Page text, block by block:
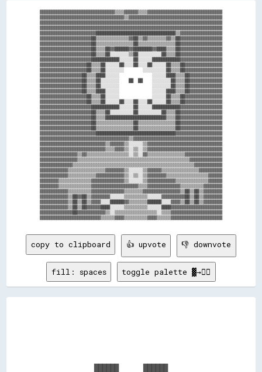
▓▓▓▓▓▓▓▓▓▓▓▓▓▓▓▓▓▓▓▓▓▓▓▓▓▓▓▓▓▓▓▓▒▒▒▒▓▓▓▓▓▓▒▒▒▒▓▓▓▓▓▓▓▓▓▓▓▓▓▓▓▓▓▓▓▓▓▓▓▓▓▓▓▓▓▓▓▓
▓▓▓▓▓▓▓▓▓▓▓▓▓▓▓▓▓▓▓▓▓▓▓▓▓▓▓▓▓▓▓▓▓▓▓▓▒▒▓▓▓▓▓▓▓▓▓▓▓▓▓▓▓▓▓▓▓▓▓▓▓▓▓▓▓▓▓▓▓▓▓▓▓▓▓▓▓▓
▓▓▓▓▓▓▓▓▓▓▓▓▓▓▓▓▓▓▓▓▓▓▓▓██████████████████████████████████▒▒▓▓▓▓▓▓▓▓▓▓▓▓▓▓▓▓▓▓
▓▓▓▓▓▓▓▓▓▓▓▓▓▓▓▓▓▓▓▓▓▓██▒▒▒▒▒▒▒▒▒▒▒▒▒▒▓▓██▒▒▓▓▒▒▒▒▒▒▒▒▓▓▒▒██▓▓▓▓▓▓▓▓▓▓▓▓▓▓▓▓▓▓
▓▓▓▓▓▓▓▓▓▓▓▓▓▓▓▓▓▓▓▓▓▓██▒▒▒▒▒▒▒▒▒▒▒▒▒▒▒▒██▒▒▒▒▒▒▒▒▒▒▒▒▒▒▒▒██▓▓▓▓▓▓▓▓▓▓▓▓▓▓▓▓▓▓
▓▓▓▓▓▓▓▓▓▓▓▓▓▓▓▓▓▓▓▓▓▓██▒▒▒▒██▓▓██████▓▓████████▓▓████▒▒▒▒██▓▓▓▓▓▓▓▓▓▓▓▓▓▓▓▓▓▓
▓▓▓▓▓▓▓▓▓▓▓▓▓▓▓▓▓▓▓▓▓▓██▒▒▒▒██░░░░░░░░▒▒██░░░░░░░░░░██▒▒▒▒██▓▓▓▓▓▓▓▓▓▓▓▓▓▓▓▓▓▓
▓▓▓▓▓▓▓▓▓▓▓▓▓▓▓▓▓▓▓▓██▒▒▒▒██░░░░░░██░░░░██░░░░██░░░░░░██▒▒▒▒██▓▓▓▓▓▓▓▓▓▓▓▓▓▓▓▓
▓▓▓▓▓▓▓▓▓▓▓▓▓▓▓▓▓▓▓▓██▒▒▒▒██░░░░░░░░        ░░░░░░░░░░██▒▒▒▒██▓▓▓▓▓▓▓▓▓▓▓▓▓▓▓▓
▓▓▓▓▓▓▓▓▓▓▓▓▓▓▓▓▓▓██▒▒▒▒████░░░░░░              ░░░░░░████▒▒▒▒██▓▓▓▓▓▓▓▓▓▓▓▓▓▓
▓▓▓▓▓▓▓▓▓▓▓▓▓▓▓▓▓▓██▒▒▒▒██░░░░░░░░    ██  ██    ░░░░░░░░██▒▒▒▒██▓▓▓▓▓▓▓▓▓▓▓▓▓▓
▓▓▓▓▓▓▓▓▓▓▓▓▓▓▓▓▓▓██▒▒▒▒██░░░░░░░░              ░░░░░░░░██▒▒▒▒██▓▓▓▓▓▓▓▓▓▓▓▓▓▓
▓▓▓▓▓▓▓▓▓▓▓▓▓▓▓▓▓▓██▒▒▒▒████░░░░░░              ░░░░░░████▒▒▒▒██▓▓▓▓▓▓▓▓▓▓▓▓▓▓
▓▓▓▓▓▓▓▓▓▓▓▓▓▓▓▓▓▓▓▓██▒▒▒▒██░░░░░░              ░░░░░░██▒▒▒▒██▓▓▓▓▓▓▓▓▓▓▓▓▓▓▓▓
▓▓▓▓▓▓▓▓▓▓▓▓▓▓▓▓▓▓▓▓██▒▒▒▒██░░░░░░██░░░░██░░░░██░░░░░░██▒▒▒▒██▓▓▓▓▓▓▓▓▓▓▓▓▓▓▓▓
▓▓▓▓▓▓▓▓▓▓▓▓▓▓▓▓▓▓▓▓▓▓██▒▒▒▒██░░░░░░░░░░██░░░░░░░░░░██▒▒▒▒██▓▓▓▓▓▓▓▓▓▓▓▓▓▓▓▓▓▓
▓▓▓▓▓▓▓▓▓▓▓▓▓▓▓▓▓▓▓▓▓▓██▒▒▒▒██████████████████████████▒▒▒▒██▓▓▓▓▓▓▓▓▓▓▓▓▓▓▓▓▓▓
▓▓▓▓▓▓▓▓▓▓▓▓▓▓▓▓▓▓▓▓▓▓██▒▒▒▒▒▒▒▒▒▒▒▒▒▒▒▒██▒▒▒▒▒▒▒▒▒▒▒▒▒▒▒▒██▓▓▓▓▓▓▓▓▓▓▓▓▓▓▓▓▓▓
▓▓▓▓▓▓▓▓▓▓▓▓▓▓▓▓▓▓▓▓▓▓██▒▒▒▒▒▒▒▒▒▒▒▒▒▒▒▒██▒▒▒▒▒▒▒▒▒▒▒▒▒▒▒▒██▓▓▓▓▓▓▓▓▓▓▓▓▓▓▓▓▓▓
▓▓▓▓▓▓▓▓▓▓▓▓▓▓▓▓▓▓▓▓▓▓▓▓▓▓▓▓▓▓▓▓▓▓▓▓▓▓▒▒▓▓▓▓▓▓▓▓▓▓▓▓▓▓▓▓▓▓▓▓▓▓▓▓▓▓▓▓▓▓▓▓▓▓▓▓▓▓
▓▓▓▓▓▓▓▓▓▓▓▓▓▓▓▓▓▓▓▓▓▓▓▓▓▓▓▓▒▒▓▓▓▓▓▓▒▒░░░░░░▒▒▓▓▓▓▓▓▓▓▓▓▓▓▓▓▓▓▓▓▓▓▓▓▓▓▓▓▓▓▓▓▓▓
▓▓▓▓▓▓▓▓▓▓▓▓▓▓▓▓▓▓▓▓▓▓▓▓▓▓▓▓▒▒▒▒▓▓▓▓▒▒░░▒▒░░▒▒▓▓▓▓▓▓▓▓▓▓▓▓▓▓▓▓▓▓▓▓▓▓▓▓▓▓▓▓▓▓▓▓
▓▓▓▓▓▓▓▓▓▓▓▓▓▓▓▓▒▒▓▓▒▒▒▒▒▒▒▒▒▒▒▒▒▒▒▒▒▒░░▒▒░░▓▓▒▒▒▒▒▒▒▒▒▒▒▒▒▒▒▒▓▓▓▓▓▓▓▓▓▓▓▓▓▓▓▓
▓▓▓▓▓▓▓▓▓▓▓▓▓▓▓▓▒▒▒▒▒▒▒▒▒▒▒▒▒▒▒▒▒▒▒▒▒▒▒▒▒▒▒▒▒▒▒▒▒▒▒▒▒▒▒▒▒▒▒▒▒▒▒▒▓▓▓▓▓▓▓▓▓▓▓▓▓▓
▓▓▓▓▓▓▓▓▓▓▓▓▓▓▒▒▒▒▒▒▒▒▒▒▒▒▒▒▒▒▒▒▒▒▒▒▒▒▒▒▒▒▒▒▒▒▒▒▒▒▒▒▒▒▒▒▒▒▒▒▒▒▒▒▒▒▓▓▓▓▓▓▓▓▓▓▓▓
▓▓▓▓▓▓▓▓▓▓▓▓▒▒▒▒▒▒▒▒▒▒▒▒▒▒▒▒▓▓▓▓▓▓▓▓▒▒░░░░░░▒▒▓▓▓▓▓▓▒▒▒▒▒▒▒▒▒▒▒▒▒▒▒▒▓▓▓▓▓▓▓▓▓▓
▓▓▓▓▓▓▓▓▓▓▓▓▒▒▒▒▒▒▒▒▒▒▒▒▓▓▓▓▓▓▓▓▓▓▓▓▒▒░░▒▒░░▒▒▓▓▓▓▓▓▓▓▒▒▒▒▒▒▒▒▒▒▒▒▒▒▒▒▒▒▓▓▓▓▓▓
▓▓▓▓▓▓▓▓▒▒▒▒▒▒▒▒▒▒▒▒▒▒▓▓▓▓▓▓▓▓▓▓▓▓▓▓▒▒░░░░░░▒▒▓▓▓▓▓▓▓▓▓▓▓▓▒▒▒▒▒▒▒▒▒▒▒▒▒▒▓▓▓▓▓▓
▓▓▓▓▓▓▓▓▒▒▒▒▒▒▒▒▒▒▒▒▒▒▓▓▓▓▓▓▓▓▓▓▓▓▓▓▓▓▓▓▓▓▒▒▒▒▓▓▓▓▓▓▓▓▓▓▓▓▓▓▒▒▒▒▒▒▒▒▒▒▓▓▓▓▓▓▓▓
▓▓▓▓▓▓▓▓▓▓▓▓▒▒▒▒▒▒▒▒▒▒▓▓▓▓▓▓▓▓▓▓▓▓▓▓▒▒▒▒▒▒▒▒▓▓▓▓▓▓▓▓▓▓▓▓▓▓▓▓▒▒██▒▒██▒▒▓▓▓▓▓▓▓▓
▓▓▓▓▓▓▓▓▓▓▓▓▒▒██▓▓██▒▒▓▓▓▓▓▓▓▓░░░░░░▒▒▒▒▒▒▒▒▒▒░░░░░░▓▓▓▓▓▓▓▓▓▓██▒▒██▒▒▓▓▓▓▓▓▓▓
▓▓▓▓▓▓▓▓▓▓▓▓▒▒██▒▒██▒▒▓▓▓▓░░░░██████▓▓▒▒▒▒▒▒▒▒██████░░░░▓▓▓▓▒▒██▒▒██▒▒▓▓▓▓▓▓▓▓
▓▓▓▓▓▓▓▓▓▓▓▓▒▒██▒▒██▓▓▓▓▓▓████░░░░░░▒▒▒▒▒▒▒▒▒▒░░░░░░████▓▓▓▓▓▓▓▓▓▓▓▓▓▓▓▓▓▓▓▓▓▓
▓▓▓▓▓▓▓▓▓▓▓▓▓▓██▓▓▓▓▓▓▓▓▓▓▓▓▒▒░░▒▒▒▒▒▒▒▒▒▒▒▒▒▒▒▒▒▒░░▒▒▒▒▓▓▓▓▓▓▓▓▓▓▓▓▓▓▓▓▓▓▓▓▓▓
copy to clipboard 👍 upvote 👎 downvote
fill: spaces toggle palette ▓→✊🏽